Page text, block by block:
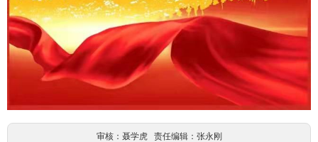
审核：聂学虎 责任编辑：张永刚